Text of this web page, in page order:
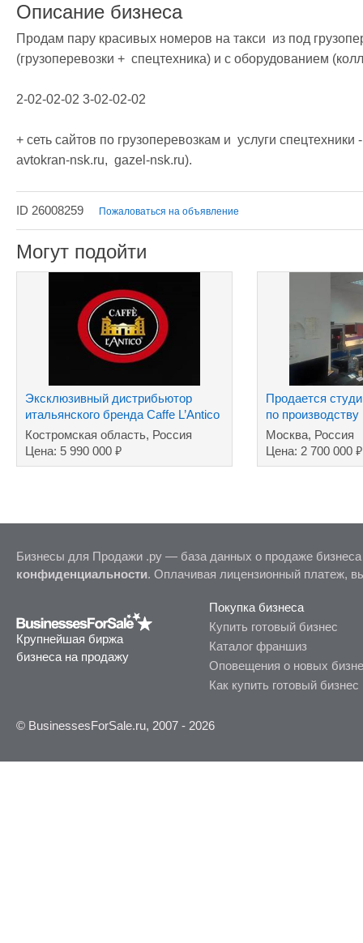
Описание бизнеса
Продам пару красивых номеров на такси  из под
(грузоперевозки +  спецтехника) и с оборудованием
2-02-02-02 3-02-02-02
+ сеть сайтов по грузоперевозкам и  услуги
avtokran-nsk.ru,  gazel-nsk.ru).
ID 26008259 Пожаловаться на объявление
Могут подойти
Эксклюзивный дистрибьютор
итальянского бренда Caffe L’Antico
в России
Костромская область, Россия
Цена: 5 990 000 ₽
Продается
по
Москва, Россия
Цена: 2 700 000₽
Бизнесы для Продажи .ру — база данных о продаже
конфиденциальности. Оплачивая лицензионный платеж,
Крупнейшая биржа
бизнеса на продажу
Покупка бизнеса
Купить готовый бизнес
Каталог франшиз
Оповещения о новых
Как купить готовый бизнес
© BusinessesForSale.ru, 2007 - 2026